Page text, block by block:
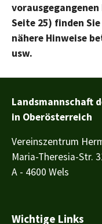
Seite 25) finden Sie
nähere Hinweise
usw.
Landsmannschaft
in Oberösterreich
Vereinszentrum
Maria-Theresia-Str.
A - 4600 Wels
Wichtige Links